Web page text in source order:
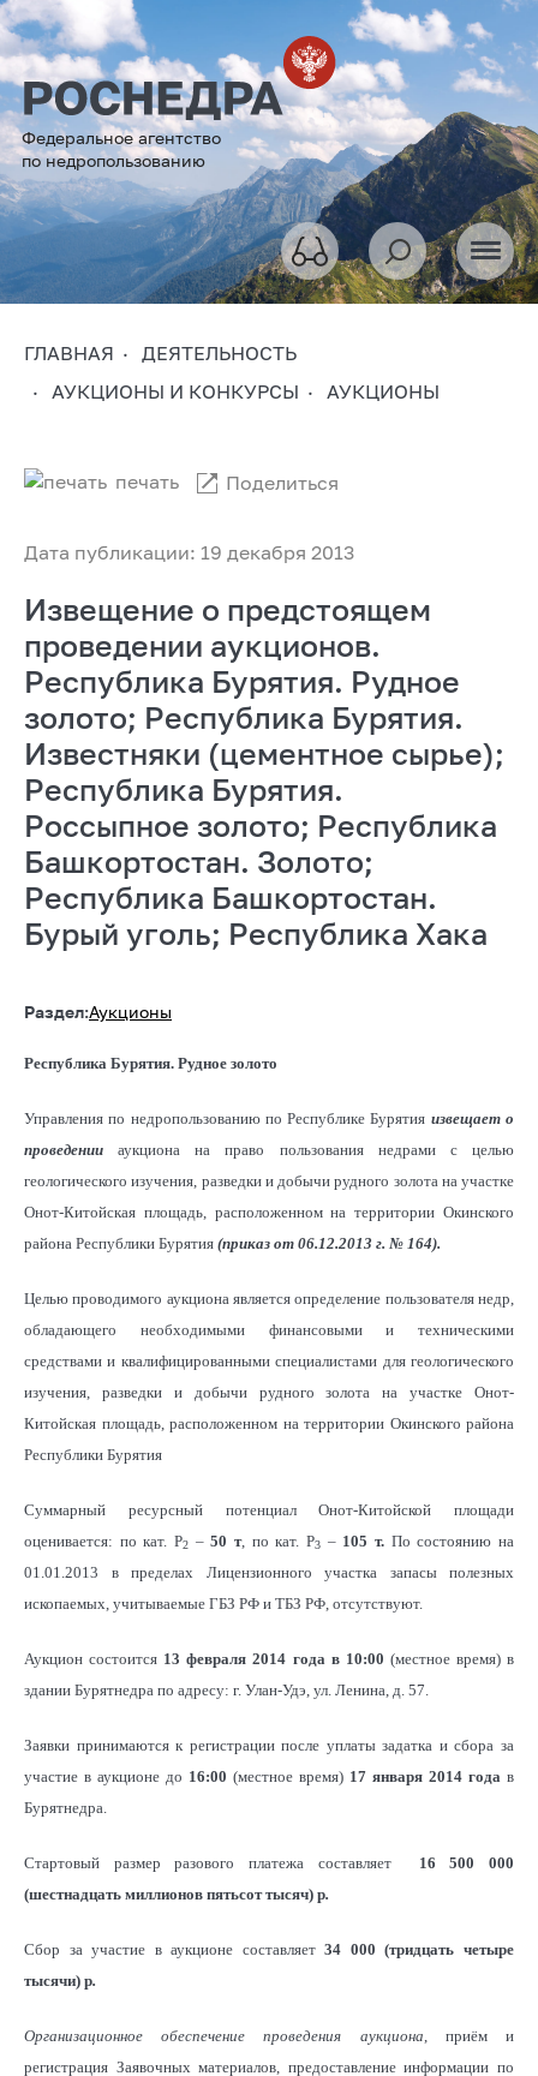
Федеральное агентство
по недропользованию
ГЛАВНАЯ
ДЕЯТЕЛЬНОСТЬ
АУКЦИОНЫ И КОНКУРСЫ
АУКЦИОНЫ
Дата публикации: 19 декабря 2013
печать Поделиться
Извещение о предстоящем
проведении аукционов.
Республика Бурятия. Рудное
золото; Республика Бурятия.
Известняки (цементное сырье);
Республика Бурятия.
Россыпное золото; Республика
Башкортостан. Золото;
Республика Башкортостан.
Бурый уголь; Республика Хака
Раздел:Аукционы
Республика Бурятия. Рудное золото
Управления по недропользованию по Республике Бурятия извещает о
проведенииаукциона на право пользования недрами с целью
геологического изучения, разведки и добычи рудного золота на участке
Онот-Китойская площадь, расположенном на территории Окинского
района Республики Бурятия (приказ от 06.12.2013 г. № 164).
Целью проводимого аукциона является определение пользователя недр,
обладающего необходимыми финансовыми и техническими
средствами и квалифицированными специалистами для геологического
изучения, разведки и добычи рудного золота на участке Онот-
Китойская площадь, расположенном на территории Окинского района
Республики Бурятия
Суммарный ресурсный потенциал Онот-Китойской площади
оценивается: по кат. Р2 –50 т, по кат. Р3 – 105 т. По состоянию на
01.01.2013 в пределах Лицензионного участка запасы полезных
ископаемых, учитываемые ГБЗ РФ и ТБЗ РФ, отсутствуют.
Аукцион состоится 13 февраля 2014 года в 10:00 (местное время) в
здании Бурятнедра по адресу: г. Улан-Удэ, ул. Ленина, д. 57.
Заявки принимаются к регистрации после уплаты задатка и сбора за
участие в аукционе до 16:00 (местное время) 17 января 2014 года в
Бурятнедра.
Стартовый размер разового платежа составляет 16 500 000
(шестнадцать миллионов пятьсот тысяч) р.
Сбор за участие в аукционе составляет34 000 (тридцать четыре
тысячи) р.
Организационное обеспечение проведения аукциона , приём и
регистрация Заявочных материалов, предоставление информации по